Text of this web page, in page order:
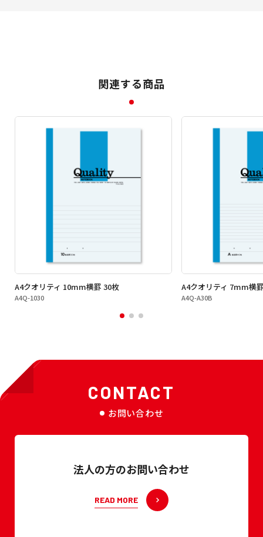
関連する商品
A4クオリティ 10mm横罫 30枚
A4Q-1030
A4クオリティ 7mm横
A4Q-A30B
CONTACT
お問い合わせ
法人の方のお問い合わせ
READ MORE